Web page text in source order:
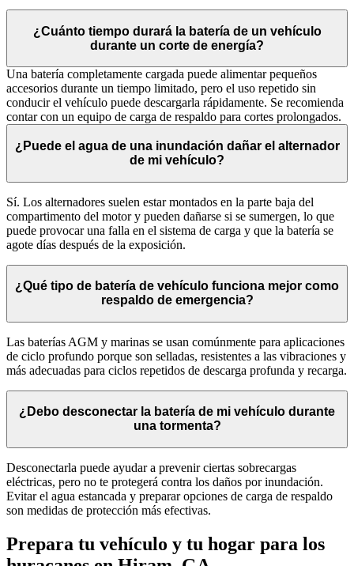
¿Cuánto tiempo durará la batería de un vehículo
durante un corte de energía?
Una batería completamente cargada puede alimentar pequeños
accesorios durante un tiempo limitado, pero el uso repetido sin
conducir el vehículo puede descargarla rápidamente. Se recomienda
contar con un equipo de carga de respaldo para cortes prolongados.
¿Puede el agua de una inundación dañar el alternador
de mi vehículo?
Sí. Los alternadores suelen estar montados en la parte baja del
compartimento del motor y pueden dañarse si se sumergen, lo que
puede provocar una falla en el sistema de carga y que la batería se
agote días después de la exposición.
¿Qué tipo de batería de vehículo funciona mejor como
respaldo de emergencia?
Las baterías AGM y marinas se usan comúnmente para aplicaciones
de ciclo profundo porque son selladas, resistentes a las vibraciones y
más adecuadas para ciclos repetidos de descarga profunda y recarga.
¿Debo desconectar la batería de mi vehículo durante
una tormenta?
Desconectarla puede ayudar a prevenir ciertas sobrecargas
eléctricas, pero no te protegerá contra los daños por inundación.
Evitar el agua estancada y preparar opciones de carga de respaldo
son medidas de protección más efectivas.
Prepara tu vehículo y tu hogar para los